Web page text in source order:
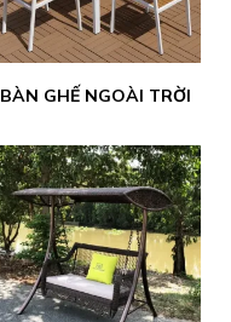
BÀN GHẾ NGOÀI TRỜI